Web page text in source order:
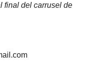
final del carrusel de